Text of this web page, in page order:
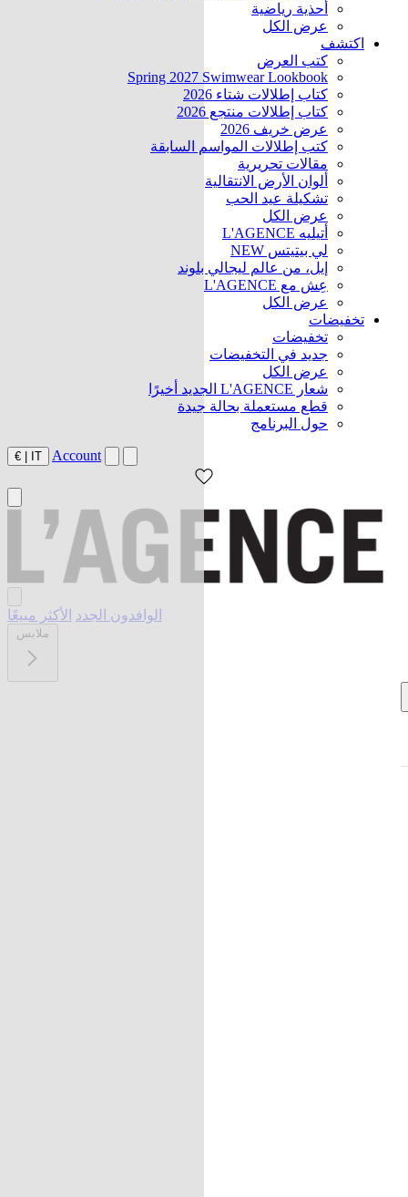
أحذية رياضية
عرض الكل
اكتشف
كتب العرض
Spring 2027 Swimwear Lookbook
كتاب إطلالات شتاء 2026
كتاب إطلالات منتجع 2026
عرض خريف 2026
كتب إطلالات المواسم السابقة
مقالات تحريرية
ألوان الأرض الانتقالية
تشكيلة عيد الحب
عرض الكل
أتيليه L'AGENCE
لي بيتيتس NEW
إيل، من عالم ليجالي بلوند
عِش مع L'AGENCE
عرض الكل
تخفيضات
تخفيضات
جديد في التخفيضات
عرض الكل
شعار L'AGENCE الجديد أخيرًا
قطع مستعملة بحالة جيدة
حول البرنامج
IT
€ Account
الوافدون الجدد الأكثر مبيعًا
ملابس